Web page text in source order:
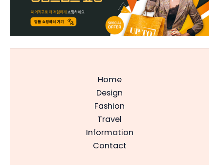
Home
Design
Fashion
Travel
Information
Contact